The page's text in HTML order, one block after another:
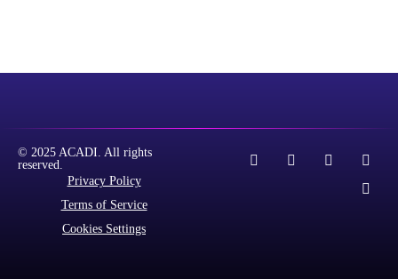
© 2025 ACADI. All rights
reserved.
Privacy Policy
Terms of Service
Cookies Settings